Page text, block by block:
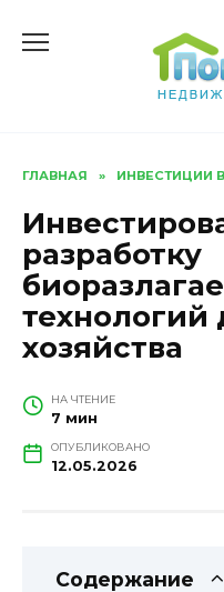
ГЛАВНАЯ » ИНВЕСТИЦИИ В
разработку
технологий
хозяйства
НА ЧТЕНИЕ
7 мин
ОПУБЛИКОВАНО
12.05.2026
Содержание